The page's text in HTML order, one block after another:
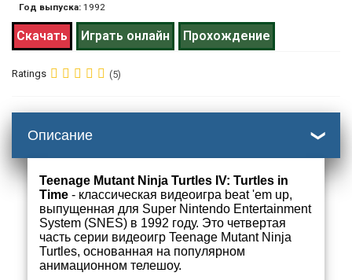
Год выпуска: 1992
Скачать Играть онлайн Прохождение
Ratings (5)
Описание
Teenage Mutant Ninja Turtles IV: Turtles in
Time - классическая видеоигра beat 'em up,
выпущенная для Super Nintendo Entertainment
System (SNES) в 1992 году. Это четвертая
часть серии видеоигр Teenage Mutant Ninja
Turtles, основанная на популярном
анимационном телешоу.